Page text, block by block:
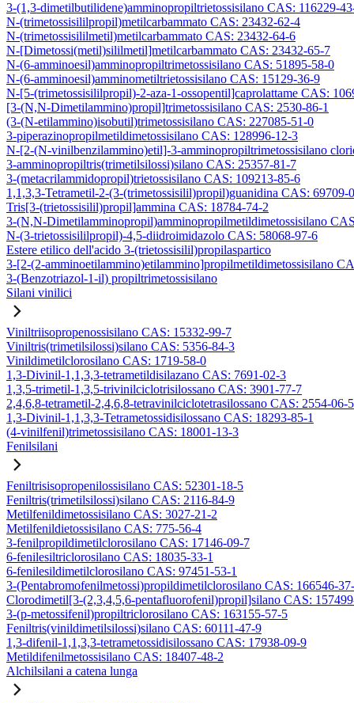
3-(1,3-dimetilbutilidene)amminopropiltrietossisilano CAS: 116229-
N-(trimetossisililpropil)metilcarbammato CAS: 23432-62-4
N-(trimetossisililmetil)metilcarbammato CAS: 23432-64-6
N-[Dimetossi(metil)sililmetil]metilcarbammato CAS: 23432-65-7
N-(6-amminoesil)amminopropiltrimetossisilano CAS: 51895-58-0
N-(6-amminoesil)amminometiltrietossisilano CAS: 15129-36-9
N-[5-(trimetossisililpropil)-2-aza-1-ossopentil]caprolattame CAS:
[3-(N,N-Dimetilammino)propil]trimetossisilano CAS: 2530-86-1
(3-(N-etilammino)isobutil)trimetossisilano CAS: 227085-51-0
3-piperazinopropilmetildimetossisilano CAS: 128996-12-3
N-[2-(N-vinilbenzilammino)etil]-3-amminopropiltrimetossisilano
3-amminopropiltris(trimetilsilossi)silano CAS: 25357-81-7
3-(metacrilammidopropil)trietossisilano CAS: 109213-85-6
1,1,3,3-Tetrametil-2-(3-(trimetossisilil)propil)guanidina CAS: 69709-
Tris[3-(trietossisilil)propil]ammina CAS: 18784-74-2
3-(N,N-Dimetilamminopropil)amminopropilmetildimetossisilano
N-(3-trietossisililpropil)-4,5-diidroimidazolo CAS: 58068-97-6
Estere etilico dell'acido 3-(trietossisilil)propilaspartico
3-[2-(2-amminoetilammino)etilammino]propilmetildimetossisilano
3-(Benzotriazol-1-il) propiltrimetossisilano
Silani vinilici
Viniltriisopropenossisilano CAS: 15332-99-7
Viniltris(trimetilsilossi)silano CAS: 5356-84-3
Vinildimetilclorosilano CAS: 1719-58-0
1,3-Divinil-1,1,3,3-tetrametildisilazano CAS: 7691-02-3
1,3,5-trimetil-1,3,5-trivinilciclotrisilossano CAS: 3901-77-7
2,4,6,8-tetrametil-2,4,6,8-tetravinilciclotetrasilossano CAS: 2554-06-5
1,3-Divinil-1,1,3,3-Tetrametossidisilossano CAS: 18293-85-1
(4-vinilfenil)trimetossisilano CAS: 18001-13-3
Fenilsilani
Feniltrisisopropenilossisilano CAS: 52301-18-5
Feniltris(trimetilsilossi)silano CAS: 2116-84-9
Metilfenildimetossisilano CAS: 3027-21-2
Metilfenildietossisilano CAS: 775-56-4
3-fenilpropildimetilclorosilano CAS: 17146-09-7
6-fenilesiltriclorosilano CAS: 18035-33-1
6-fenilesildimetilclorosilano CAS: 97451-53-1
3-(Pentabromofenilmetossi)propildimetilclorosilano CAS: 166546-
Clorodimetil[3-(2,3,4,5,6-pentafluorofenil)propil]silano CAS:
3-(p-metossifenil)propiltriclorosilano CAS: 163155-57-5
Feniltris(vinildimetilsilossi)silano CAS: 60111-47-9
1,3-difenil-1,1,3,3-tetrametossidisilossano CAS: 17938-09-9
Metildifenilmetossisilano CAS: 18407-48-2
Alchilsilani a catena lunga